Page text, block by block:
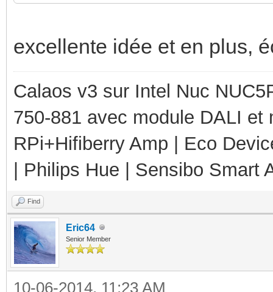
excellente idée et en plus,
Calaos v3 sur Intel Nuc
750-881 avec module DALI
RPi+Hifiberry Amp | Eco
| Philips Hue | Sensibo Smart
Find
Eric64
Senior Member
10-06-2014, 11:23 AM